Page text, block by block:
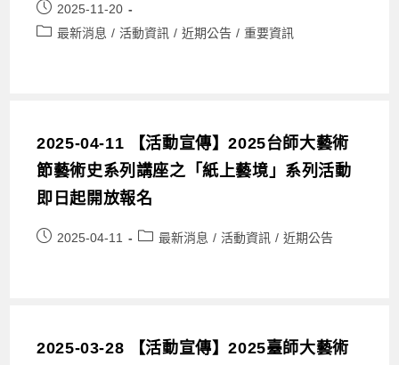
2025-11-20
最新消息 / 活動資訊 / 近期公告 / 重要資訊
2025-04-11 【活動宣傳】2025台師大藝術
節藝術史系列講座之「紙上藝境」系列活動
即日起開放報名
2025-04-11 最新消息 / 活動資訊 / 近期公告
2025-03-28 【活動宣傳】2025臺師大藝術